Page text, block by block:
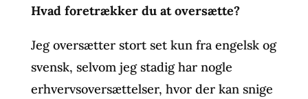
Hvad foretrækker du at oversætte?
Jeg oversætter stort set kun fra engelsk og
svensk, selvom jeg stadig har nogle
erhvervsoversættelser, hvor der kan snige